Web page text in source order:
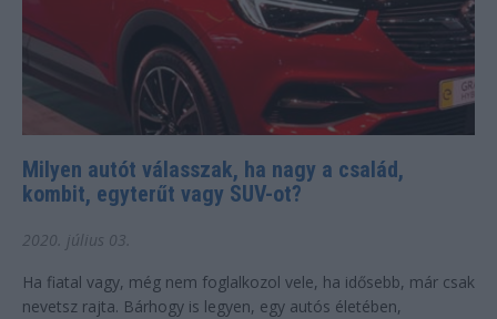
Milyen autót válasszak, ha nagy a család,
kombit, egyterűt vagy SUV-ot?
2020. július 03.
Ha fiatal vagy, még nem foglalkozol vele, ha idősebb, már csak
nevetsz rajta. Bárhogy is legyen, egy autós életében,